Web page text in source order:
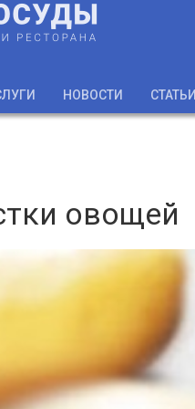
НОВОСТИ СТАТЬИ
овощей